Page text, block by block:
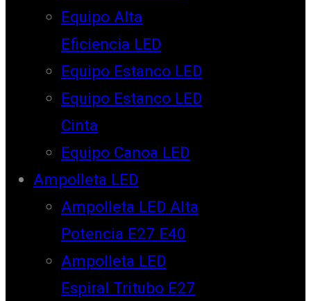
Equipo Alta
Eficiencia LED
Equipo Estanco LED
Equipo Estanco LED
Cinta
Equipo Canoa LED
Ampolleta LED
Ampolleta LED Alta
Potencia E27 E40
Ampolleta LED
Espiral Tritubo E27